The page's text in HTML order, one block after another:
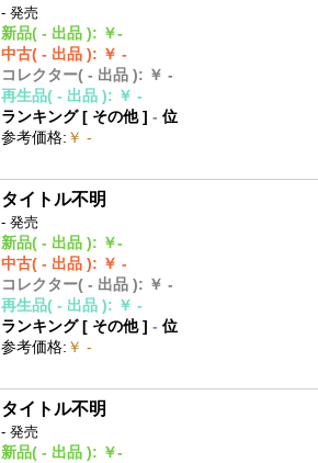
- 発売
新品( - 出品 ): ￥-
中古( - 出品 ): ￥ -
コレクター( - 出品 ): ￥ -
再生品( - 出品 ): ￥ -
ランキング [ その他]- 位
参考価格: ￥ -
タイトル不明
- 発売
新品( - 出品 ): ￥-
中古( - 出品 ): ￥ -
コレクター( - 出品 ): ￥ -
再生品( - 出品 ): ￥ -
ランキング [ その他]- 位
参考価格: ￥ -
タイトル不明
- 発売
新品( - 出品 ): ￥-